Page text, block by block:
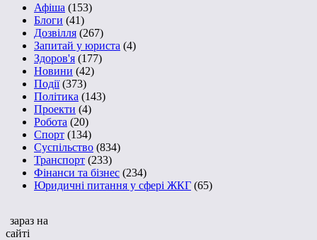
Афіша (153)
Блоги (41)
Дозвілля (267)
Запитай у юриста (4)
Здоров'я (177)
Новини (42)
Події(373)
Політика (143)
Проекти (4)
Робота (20)
Спорт (134)
Суспільство (834)
Транспорт (233)
Фінанси та бізнес (234)
Юридичні питання у сфері ЖКГ (65)
зараз на
сайті